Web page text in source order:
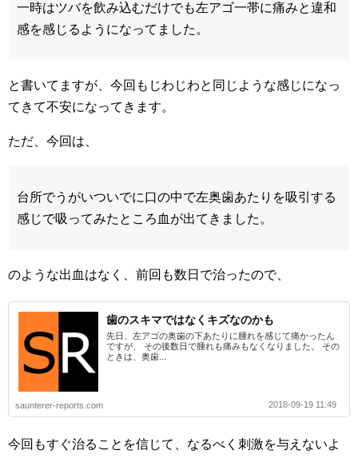
一時はツバを飲み込むだけでも左アゴ一帯に痛みと違和
感を感じるようになってました。
と書いてますが、今回もじわじわと同じような感じになっ
てきて不安になってきます。
ただ、今回は、
台所でうがいついでに口の中で左奥歯あたりを吸引する
感じで吸ってみたところ血が出てきました。
のような出血はなく、前回も数日で治ったので、
歯のスキマではなくキズなのかも
先日、左アゴの奥歯の下あたりに腫れを感じて痛かったん
ですが、 その後数日で腫れも痛みもなくなりました。 その
ときは、奥歯...
saunterer-reports.com 2018-09-19 11:49
今回もすぐ治ることを信じて、なるべく刺激を与えないよ